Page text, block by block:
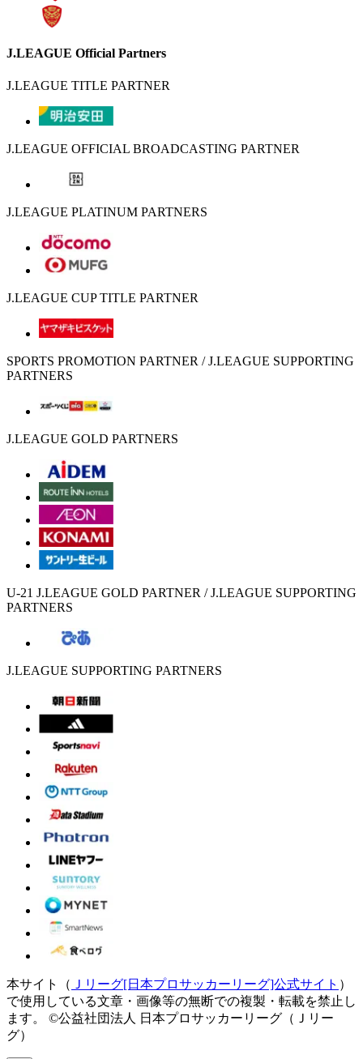
J.LEAGUE Official Partners
J.LEAGUE TITLE PARTNER
J.LEAGUE OFFICIAL BROADCASTING PARTNER
J.LEAGUE PLATINUM PARTNERS
J.LEAGUE CUP TITLE PARTNER
SPORTS PROMOTION PARTNER / J.LEAGUE SUPPORTING
PARTNERS
J.LEAGUE GOLD PARTNERS
U-21 J.LEAGUE GOLD PARTNER / J.LEAGUE SUPPORTING
PARTNERS
J.LEAGUE SUPPORTING PARTNERS
本サイト（ Ｊリーグ[日本プロサッカーリーグ]公式サイト ）
で使用している文章・画像等の無断での複製・転載を禁止し
ます。
©公益社団法人 日本プロサッカーリーグ（Ｊリー
グ）